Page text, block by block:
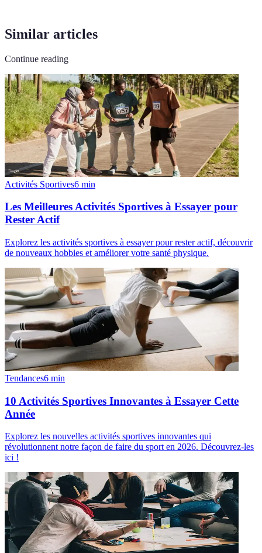
Similar articles
Continue reading
Activités Sportives6 min
Les Meilleures Activités Sportives à Essayer pour
Rester Actif
Explorez les activités sportives à essayer pour rester actif, découvrir
de nouveaux hobbies et améliorer votre santé physique.
Tendances6 min
10 Activités Sportives Innovantes à Essayer Cette
Année
Explorez les nouvelles activités sportives innovantes qui
révolutionnent notre façon de faire du sport en 2026. Découvrez-les
ici !